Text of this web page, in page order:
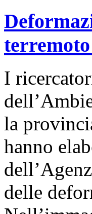
I
la
hanno
delle